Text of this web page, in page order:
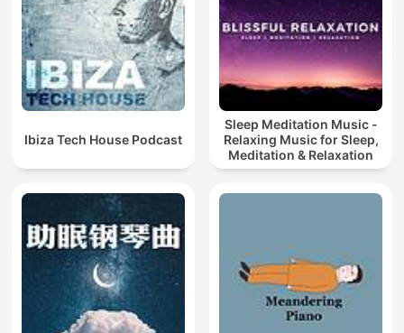
Ibiza Tech House Podcast
Sleep Meditation Music -
Relaxing Music for Sleep,
Meditation & Relaxation